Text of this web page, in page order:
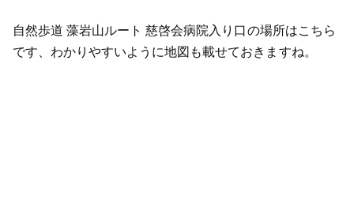
自然歩道 藻岩山ルート 慈啓会病院入り口の場所はこちら
です、わかりやすいように地図も載せておきますね。